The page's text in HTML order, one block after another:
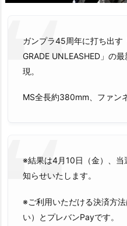
ガンプラ45周年に打ち出す
GRADE UNLEASHED」の
現。
MS全長約380mm、ファン
※結果は4月10日（金）、当
知らせいたします。
※ご利用いただける決済方
い）とプレバンPayです。